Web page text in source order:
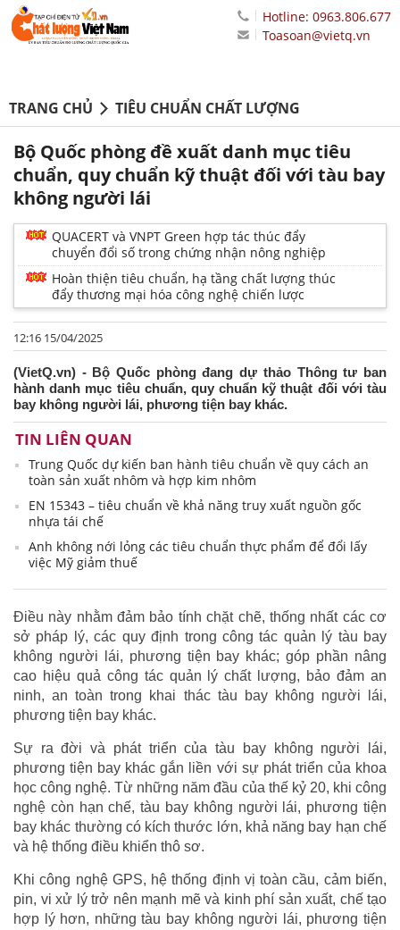
Hotline: 0963.806.677
Toasoan@vietq.vn
TRANG CHỦ TIÊU CHUẨN CHẤT LƯỢNG
Bộ Quốc phòng đề xuất danh mục tiêu
chuẩn, quy chuẩn kỹ thuật đối với tàu bay
không người lái
QUACERT và VNPT Green hợp tác thúc đẩy
chuyển đổi số trong chứng nhận nông nghiệp
Hoàn thiện tiêu chuẩn, hạ tầng chất lượng thúc
đẩy thương mại hóa công nghệ chiến lược
12:16 15/04/2025
(VietQ.vn) - Bộ Quốc phòng đang dự thảo Thông tư ban
hành danh mục tiêu chuẩn, quy chuẩn kỹ thuật đối với tàu
bay không người lái, phương tiện bay khác.
TIN LIÊN QUAN
Trung Quốc dự kiến ban hành tiêu chuẩn về quy cách an
toàn sản xuất nhôm và hợp kim nhôm
EN 15343 – tiêu chuẩn về khả năng truy xuất nguồn gốc
nhựa tái chế
Anh không nới lỏng các tiêu chuẩn thực phẩm để đổi lấy
việc Mỹ giảm thuế
Điều này nhằm đảm bảo tính chặt chẽ, thống nhất các cơ
sở pháp lý, các quy định trong công tác quản lý tàu bay
không người lái, phương tiện bay khác; góp phần nâng
cao hiệu quả công tác quản lý chất lượng, bảo đảm an
ninh, an toàn trong khai thác tàu bay không người lái,
phương tiện bay khác.
Sự ra đời và phát triển của tàu bay không người lái,
phương tiện bay khác gắn liền với sự phát triển của khoa
học công nghệ. Từ những năm đầu của thế kỷ 20, khi công
nghệ còn hạn chế, tàu bay không người lái, phương tiện
bay khác thường có kích thước lớn, khả năng bay hạn chế
và hệ thống điều khiển thô sơ.
Khi công nghệ GPS, hệ thống định vị toàn cầu, cảm biến,
pin, vi xử lý trở nên mạnh mẽ và kinh phí sản xuất, chế tạo
hợp lý hơn, những tàu bay không người lái, phương tiện